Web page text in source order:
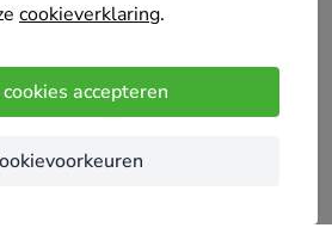
cookieverklaring.
accepteren
J. Vollebregt
Maar ook voor